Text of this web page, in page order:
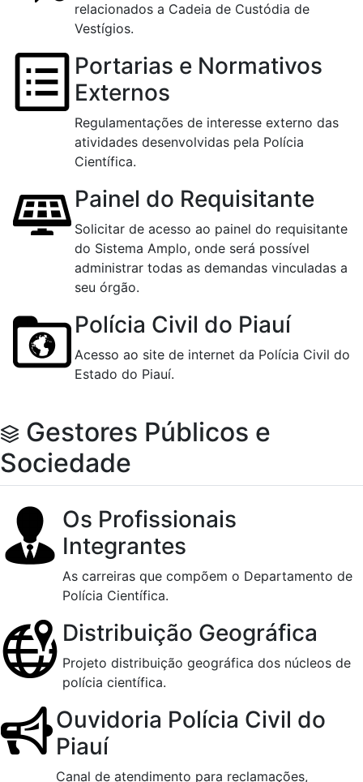
relacionados a Cadeia de Custódia de
Vestígios.
Portarias e Normativos
Externos
Regulamentações de interesse externo das
atividades desenvolvidas pela Polícia
Científica.
Painel do Requisitante
Solicitar de acesso ao painel do requisitante
do Sistema Amplo, onde será possível
administrar todas as demandas vinculadas a
seu órgão.
Polícia Civil do Piauí
Acesso ao site de internet da Polícia Civil do
Estado do Piauí.
Gestores Públicos e
Sociedade
Os Profissionais
Integrantes
As carreiras que compõem o Departamento de
Polícia Científica.
Distribuição Geográfica
Projeto distribuição geográfica dos núcleos de
polícia científica.
Ouvidoria Polícia Civil do
Piauí
Canal de atendimento para reclamações,